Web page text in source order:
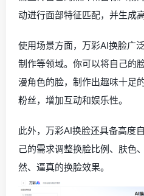
动进行面部特征匹配，并生成
使用场景方面，万彩AI换脸广
制作等领域。你可以将自己的
漫角色的脸，制作出趣味十足
粉丝，增加互动和娱乐性。
此外，万彩AI换脸还具备高度
己的需求调整换脸比例、肤色
然、逼真的换脸效果。